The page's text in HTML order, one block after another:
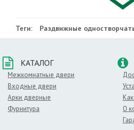
Получите мгновенную скидку
Преимущества магазина
• самые низкие цены в
раздвижные двери;
• работаем ежедневно, без
• профессиональная установка
• оплата покупки по факту
Теги: Раздвижные
КАТАЛОГ
Межкомнатные двери
Входные двери
Арки дверные
Фурнитура
О